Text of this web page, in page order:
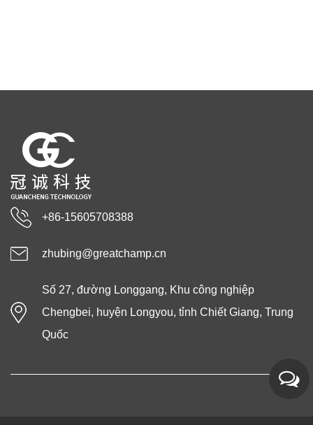
+86-15605708388
zhubing@greatchamp.cn
Số 27, đường Longgang, Khu công nghiệp
Chengbei, huyện Longyou, tỉnh Chiết Giang, Trung
Quốc